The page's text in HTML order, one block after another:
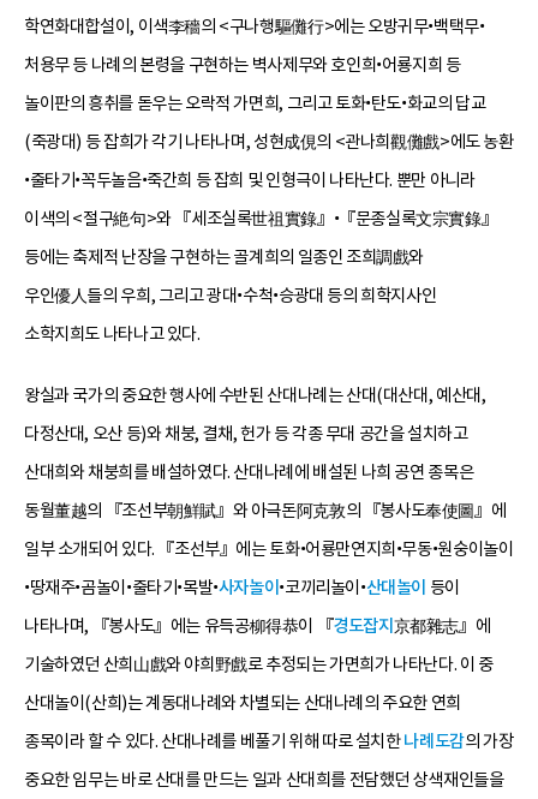
학연화대합설이, 이색李穡의 <구나행驅儺行>에는 오방귀무•백택무•
처용무 등 나례의 본령을 구현하는 벽사제무와 호인희•어룡지희 등
놀이판의 흥취를 돋우는 오락적 가면희, 그리고 토화•탄도•화교의 답교
(죽광대) 등 잡희가 각기 나타나며, 성현成俔의 <관나희觀儺戲>에도 농환
•줄타기•꼭두놀음•죽간희 등 잡희 및 인형극이 나타난다. 뿐만 아니라
이색의 <절구絶句>와 『세조실록世祖實錄』•『문종실록文宗實錄』
등에는 축제적 난장을 구현하는 골계희의 일종인 조희調戲와
우인優人들의 우희, 그리고 광대•수척•승광대 등의 희학지사인
소학지희도 나타나고 있다.
왕실과 국가의 중요한 행사에 수반된 산대나례는 산대(대산대, 예산대,
다정산대, 오산 등)와 채붕, 결채, 헌가 등 각종 무대 공간을 설치하고
산대희와 채붕희를 배설하였다. 산대나례에 배설된 나희 공연 종목은
동월董越의 『조선부朝鮮賦』와 아극돈阿克敦의 『봉사도奉使圖』에
일부 소개되어 있다. 『조선부』에는 토화•어룡만연지희•무동•원숭이놀이
•땅재주•곰놀이•줄타기•목발•사자놀이 •코끼리놀이•산대놀이 등이
나타나며, 『봉사도』에는 유득공柳得恭이 『경도잡지 京都雜志』에
기술하였던 산희山戲와 야희野戲로 추정되는 가면희가 나타난다. 이 중
산대놀이(산희)는 계동대나례와 차별되는 산대나례의 주요한 연희
종목이라 할 수 있다. 산대나례를 베풀기 위해 따로 설치한나례도감의 가장
중요한 임무는 바로 산대를 만드는 일과 산대희를 전담했던 상색재인들을